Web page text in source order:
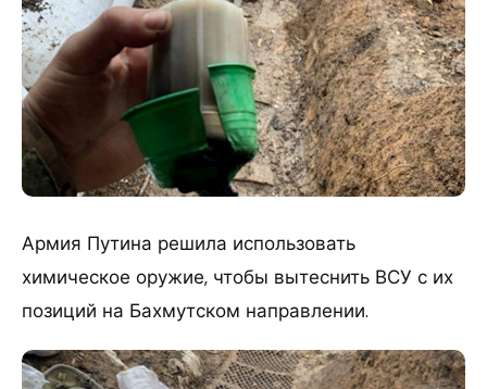
Армия Путина решила использовать
химическое оружие, чтобы вытеснить ВСУ с их
позиций на Бахмутском направлении.